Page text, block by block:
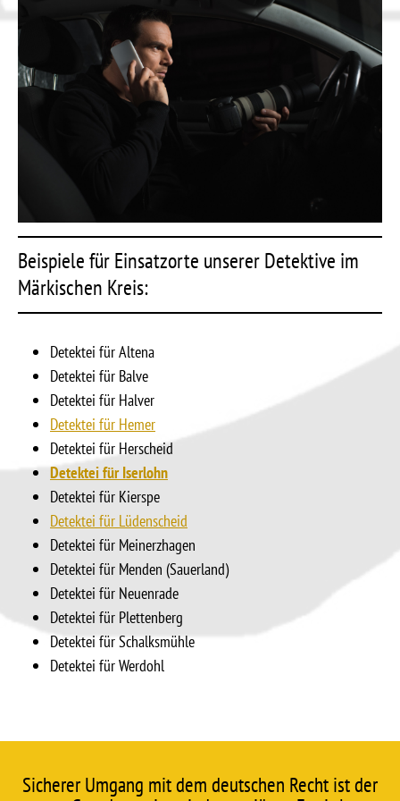
Beispiele für Einsatzorte unserer Detektive im
Märkischen Kreis:
Detektei für Altena
Detektei für Balve
Detektei für Halver
Detektei für Hemer
Detektei für Herscheid
Detektei für Iserlohn
Detektei für Kierspe
Detektei für Lüdenscheid
Detektei für Meinerzhagen
Detektei für Menden (Sauerland)
Detektei für Neuenrade
Detektei für Plettenberg
Detektei für Schalksmühle
Detektei für Werdohl
Sicherer Umgang mit dem deutschen Recht ist der